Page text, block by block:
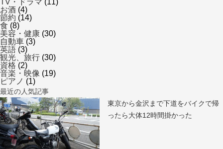
TV・ドラマ (11)
お酒 (4)
節約 (14)
食 (8)
美容・健康 (30)
自動車 (3)
英語 (3)
観光、旅行 (30)
資格 (2)
音楽・映像 (19)
ピアノ (1)
最近の人気記事
東京から金沢まで下道をバイクで帰
ったら大体12時間掛かった